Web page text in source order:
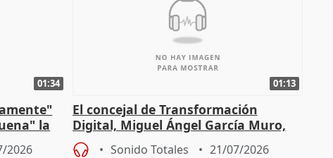
01:34
la
2026
01:13
El concejal de Transformación
Digital, Miguel Ángel García Muro,
sobre la Ordenanza del Dato
Sonido Totales 21/07/2026